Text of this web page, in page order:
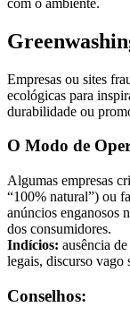
Empresas ou sites
ecológicas para
durabilidade ou
O Modo de
Algumas empresas
“100% natural”) ou
anúncios enganosos
dos consumidores.
Indícios: ausência
legais, discurso vago
Conselhos: